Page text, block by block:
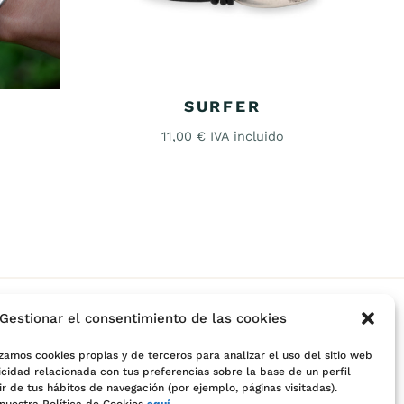
Gestionar el consentimiento de las cookies
cookies propias y de terceros para analizar el uso del sitio web
relacionada con tus preferencias sobre la base de un perfil
de tus hábitos de navegación (por ejemplo, páginas visitadas).
SURFER
11,00 € IVA incluido